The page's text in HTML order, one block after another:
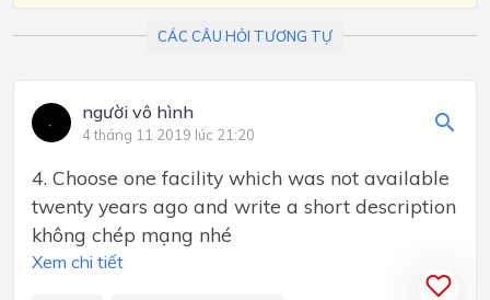
CÁC CÂU HỎI TƯƠNG TỰ
người vô hình
4 tháng 11 2019 lúc 21:20
4. Choose one facility which was not available
twenty years ago and write a short description
không chép mạng nhé
Xem chi tiết